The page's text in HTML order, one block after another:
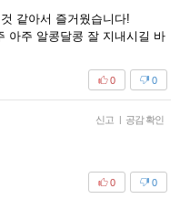
같아서 즐거웠습니다!
아주 알콩달콩 잘 지내시길 바
0
0
신고 | 공감 확인
0
0